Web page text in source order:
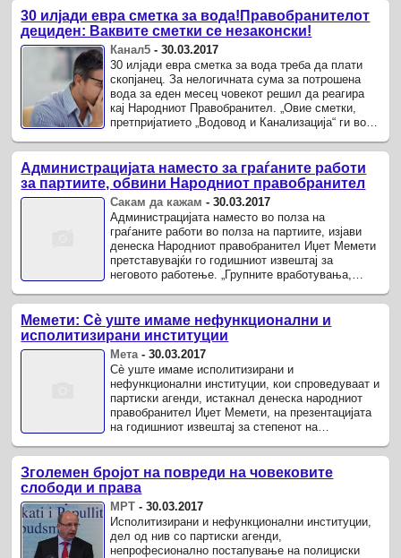
30 илјади евра сметка за вода!Правобранителот
дециден: Ваквите сметки се незаконски!
Канал5 -30.03.2017
30 илјади евра сметка за вода треба да плати
скопјанец. За нелогичната сума за потрошена
вода за еден месец човекот решил да реагира
кај Народниот Правобранител. „Овие сметки,
претпријатието „Водовод и Канализација“ ги води
Администрацијата наместо за граѓаните работи
за партиите, обвини Народниот правобранител
Сакам да кажам -30.03.2017
Администрацијата наместо во полза на
граѓаните работи во полза на партиите, изјави
денеска Народниот правобранител Иџет Мемети
претставувајќи го годишниот извештај за
неговото работење. „Групните вработувања,
Мемети: Сè уште имаме нефункционални и
исполитизирани институции
Мета-30.03.2017
Сè уште имаме исполитизирани и
нефункционални институции, кои спроведуваат и
партиски агенди, истакнал денеска народниот
правобранител Иџет Мемети, на презентацијата
на годишниот извештај за степенот на
Зголемен бројот на повреди на човековите
слободи и права
МРТ -30.03.2017
Исполитизирани и нефункционални институции,
дел од нив со партиски агенди,
непрофесионално постапување на полициски